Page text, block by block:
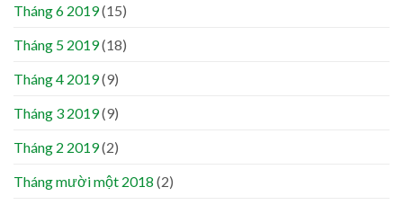
Tháng 6 2019(15)
Tháng 5 2019(18)
Tháng 4 2019(9)
Tháng 3 2019(9)
Tháng 2 2019(2)
Tháng mười một 2018 (2)